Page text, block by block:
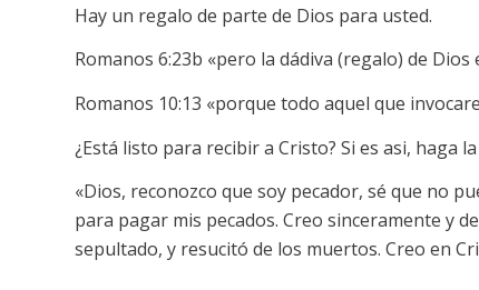
Hay un regalo de parte de Dios para usted.
Romanos 6:23b «pero la dádiva (regalo) de
Romanos 10:13 «porque todo aquel que
¿Está listo para recibir a Cristo? Si es asi, haga
«Dios, reconozco que soy pecador, sé que no
para pagar mis pecados. Creo sinceramente y
sepultado, y resucitó de los muertos. Creo en